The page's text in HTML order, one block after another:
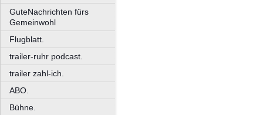
GuteNachrichten fürs
Gemeinwohl
Flugblatt.
trailer-ruhr podcast.
trailer zahl-ich.
ABO.
Bühne.